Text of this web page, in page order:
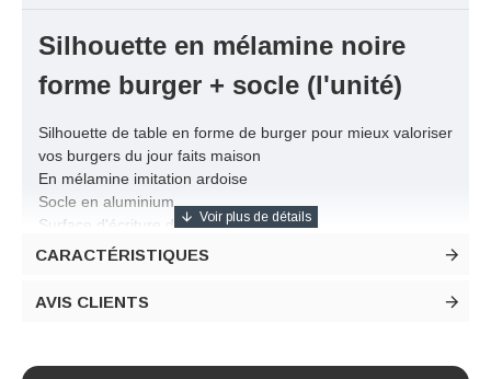
Silhouette en mélamine noire
forme burger + socle (l'unité)
Silhouette de table en forme de burger pour mieux valoriser
vos burgers du jour faits maison
En mélamine imitation ardoise
Socle en aluminium
Surface d'écriture double-face
1 feutre craie blanc inclus
Nettoyer à l'eau et à l'aide d'une éponge
Dimensions
CARACTÉRISTIQUES
AVIS CLIENTS